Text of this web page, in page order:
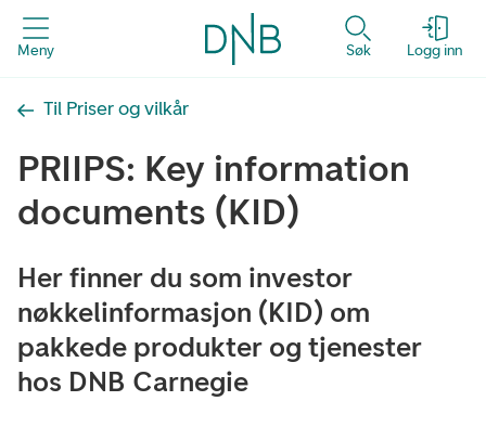
Meny Søk Logg inn
Til Priser og vilkår
PRIIPS: Key information
documents (KID)
Her finner du som investor
nøkkelinformasjon (KID) om
pakkede produkter og tjenester
hos DNB Carnegie